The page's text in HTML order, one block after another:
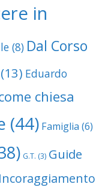
in
(8) Dal Corso
(13) Eduardo
chiesa
(44) Famiglia (6)
G.T. (3) Guide
Incoraggiamento